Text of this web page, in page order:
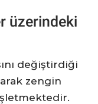
üzerindeki
değiştirdiği
zengin